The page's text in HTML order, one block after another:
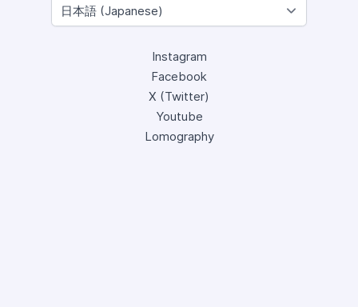
Instagram
Facebook
X (Twitter)
Youtube
Lomography